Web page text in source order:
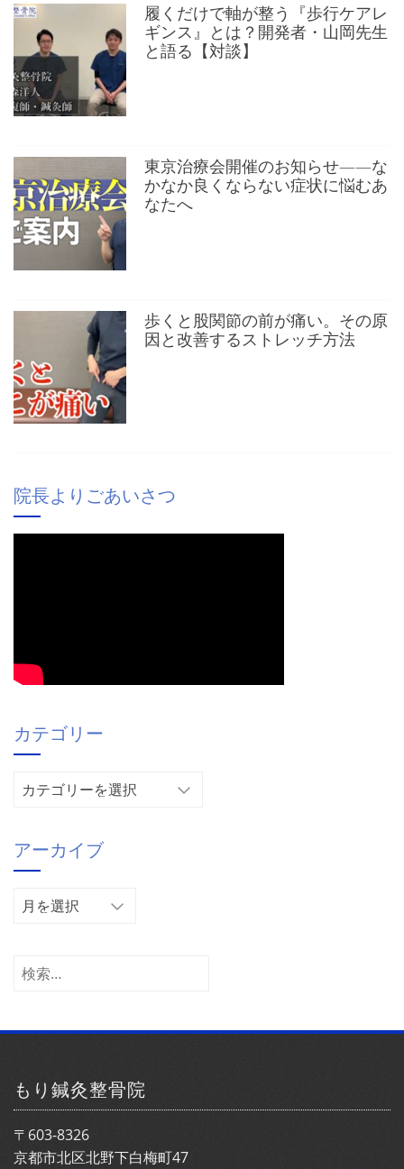
履くだけで軸が整う『歩行ケアレ
ギンス』とは？開発者・山岡先生
と語る【対談】
東京治療会開催のお知らせ——な
かなか良くならない症状に悩むあ
なたへ
歩くと股関節の前が痛い。その原
因と改善するストレッチ方法
院長よりごあいさつ
カテゴリー
リ
ー
アーカイブ
ア
イ
検
もり鍼灸整骨院
〒603-8326
京都市北区北野下白梅町47